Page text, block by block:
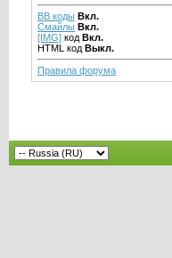
BB коды Вкл.
Смайлы Вкл.
[IMG]код Вкл.
HTML код Выкл.
Правила форума